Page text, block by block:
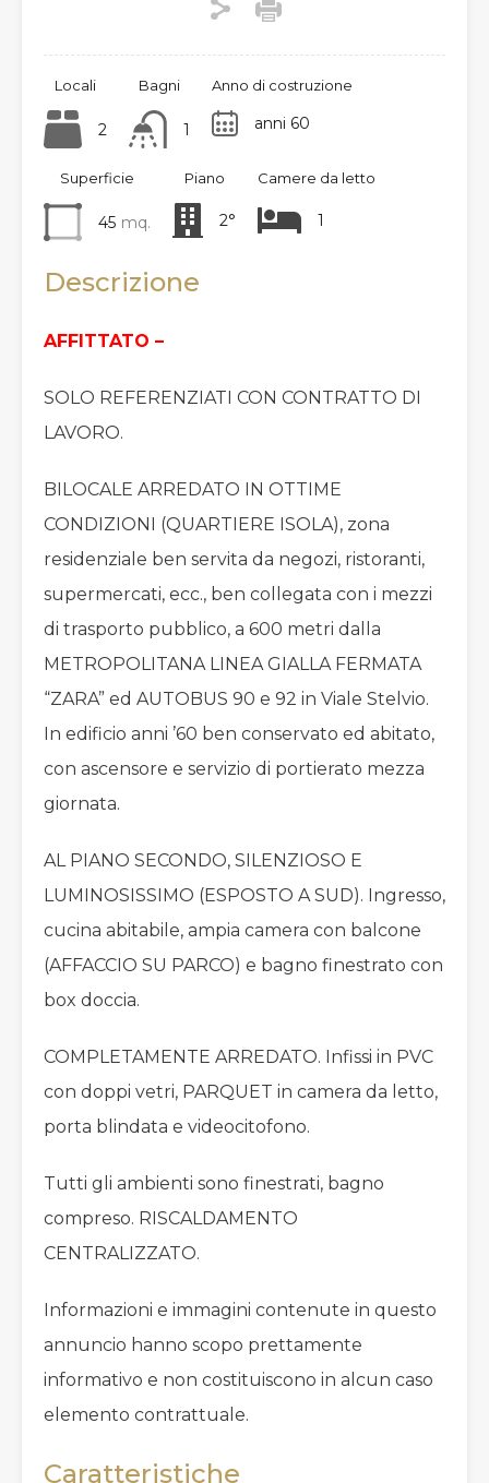
Locali
2
Bagni
1
Anno di costruzione
anni 60
Superficie
45 mq.
Piano
2°
Camere da letto
1
Descrizione
AFFITTATO –
SOLO REFERENZIATI CON CONTRATTO DI
LAVORO.
BILOCALE ARREDATO IN OTTIME
CONDIZIONI (QUARTIERE ISOLA), zona
residenziale ben servita da negozi, ristoranti,
supermercati, ecc., ben collegata con i mezzi
di trasporto pubblico, a 600 metri dalla
METROPOLITANA LINEA GIALLA FERMATA
“ZARA” ed AUTOBUS 90 e 92 in Viale Stelvio.
In edificio anni ’60 ben conservato ed abitato,
con ascensore e servizio di portierato mezza
giornata.
AL PIANO SECONDO, SILENZIOSO E
LUMINOSISSIMO (ESPOSTO A SUD). Ingresso,
cucina abitabile, ampia camera con balcone
(AFFACCIO SU PARCO) e bagno finestrato con
box doccia.
COMPLETAMENTE ARREDATO. Infissi in PVC
con doppi vetri, PARQUET in camera da letto,
porta blindata e videocitofono.
Tutti gli ambienti sono finestrati, bagno
compreso. RISCALDAMENTO
CENTRALIZZATO.
Informazioni e immagini contenute in questo
annuncio hanno scopo prettamente
informativo e non costituiscono in alcun caso
elemento contrattuale.
Caratteristiche